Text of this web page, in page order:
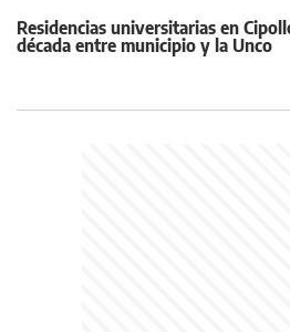
Residencias universitarias en
década entre municipio y la Unco